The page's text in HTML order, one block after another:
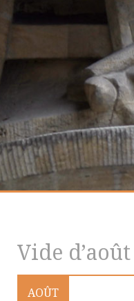
Vide
AOÛT